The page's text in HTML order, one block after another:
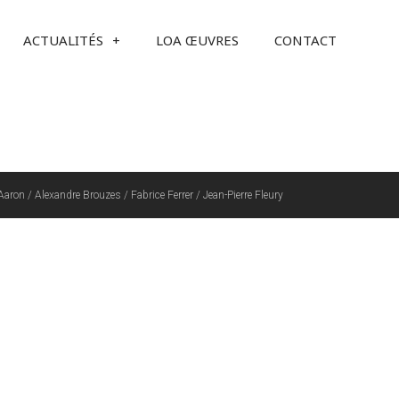
ACTUALITÉS LOA ŒUVRES CONTACT
/ Alexandre Brouzes / Fabrice Ferrer / Jean-Pierre Fleury